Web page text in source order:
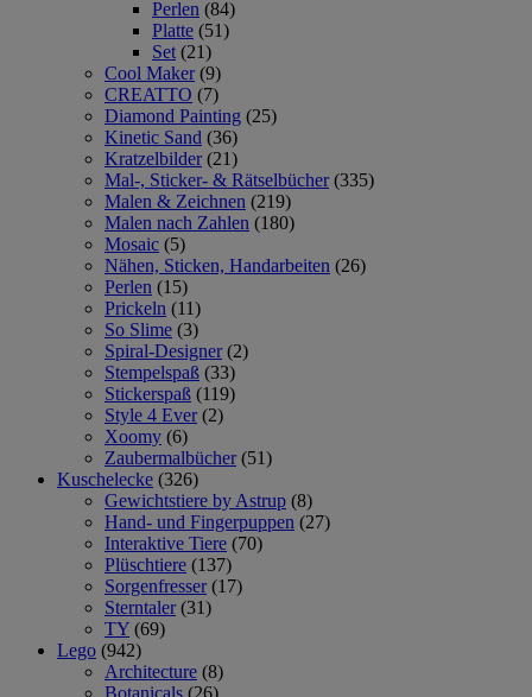
Perlen (84)
Platte (51)
Set (21)
Cool Maker (9)
CREATTO (7)
Diamond Painting (25)
Kinetic Sand (36)
Kratzelbilder (21)
Mal-, Sticker- & Rätselbücher (335)
Malen & Zeichnen (219)
Malen nach Zahlen (180)
Mosaic (5)
Nähen, Sticken, Handarbeiten (26)
Perlen (15)
Prickeln (11)
So Slime (3)
Spiral-Designer (2)
Stempelspaß (33)
Stickerspaß (119)
Style 4 Ever (2)
Xoomy (6)
Zaubermalbücher (51)
Kuschelecke (326)
Gewichtstiere by Astrup (8)
Hand- und Fingerpuppen (27)
Interaktive Tiere (70)
Plüschtiere (137)
Sorgenfresser (17)
Sterntaler (31)
TY (69)
Lego (942)
Architecture (8)
Botanicals (26)